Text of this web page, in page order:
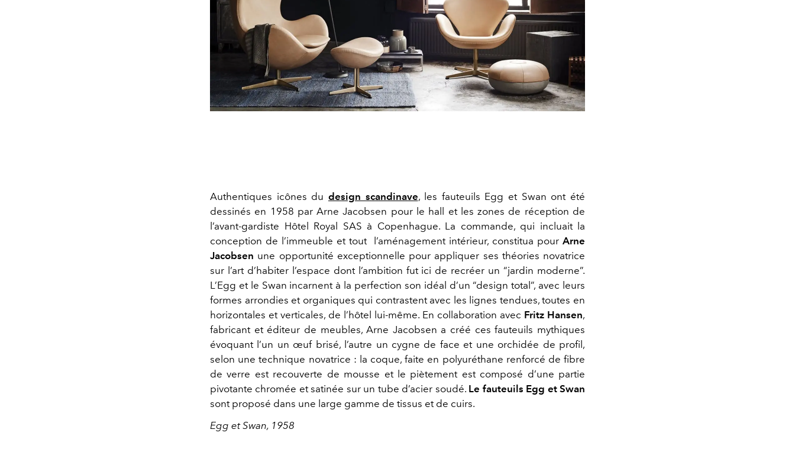
Authentiques icônes du design scandinave, les fauteuils Egg et Swan ont été
dessinés en 1958 par Arne Jacobsen pour le hall et les zones de réception de
l’avant-gardiste Hôtel Royal SAS à Copenhague. La commande, qui incluait la
conception de l’immeuble et tout
l’aménagement intérieur, constitua pour Arne
Jacobsen une opportunité exceptionnelle pour appliquer ses théories novatrice
sur l’art d’habiter l’espace dont l’ambition fut ici de recréer un “jardin moderne”.
L’Egg et le Swan incarnent à la perfection son idéal d’un “design total”, avec leurs
formes arrondies et organiques qui contrastent avec les lignes tendues, toutes en
horizontales et verticales, de l’hôtel lui-même. En collaboration avec Fritz Hansen,
fabricant et éditeur de meubles, Arne Jacobsen a créé ces fauteuils mythiques
évoquant l’un un œuf brisé, l’autre un cygne de face et une orchidée de profil,
selon une technique novatrice : la coque, faite en polyuréthane renforcé de fibre
de verre est recouverte de mousse et le piètement est composé d’une partie
pivotante chromée et satinée sur un tube d’acier soudé. Le fauteuils Egg et Swan
sont proposé dans une large gamme de tissus et de cuirs.
Egg et Swan, 1958